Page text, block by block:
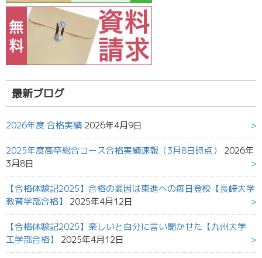
最新ブログ
2026年度 合格実績 2026年4月9日
2025年度高卒総合コース合格実績速報（3月8日時点）
2026年
3月8日
【合格体験記2025】合格の要因は東進への毎日登校【長崎大学
教育学部合格】
2025年4月12日
【合格体験記2025】楽しいと自分に言い聞かせた【九州大学
工学部合格】
2025年4月12日